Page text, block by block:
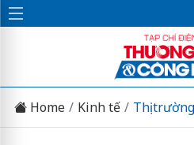
Home Kinh tế Thị trường